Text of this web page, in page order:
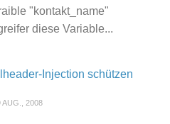
"kontakt_name"
diese Variable...
AUG., 2008